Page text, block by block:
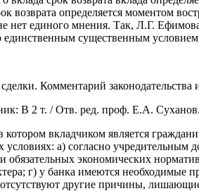
возврата определяется моментом
нет единого мнения. Так, Л.Г.
существенным условием
Комментарий
В 2 т. / Отв. ред. проф. Е.А.
котором вкладчиком является
а) согласно учредительным
обязательных экономических
г) у банка имеются необходимые
другие причины,